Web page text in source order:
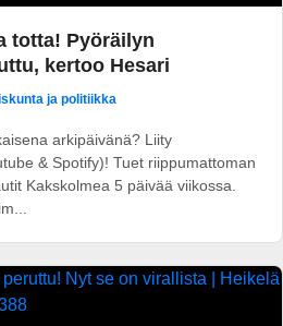
totta! Pyöräilyn
kertoo Hesari
ja politiikka
arkipäivänä? Liity
& Spotify)! Tuet riippumattoman
Kakskolmea 5 päivää viikossa.